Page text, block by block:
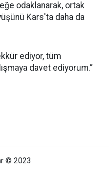
odaklanarak, ortak
Kars'ta daha da
ediyor, tüm
davet ediyorum.”
© 2023